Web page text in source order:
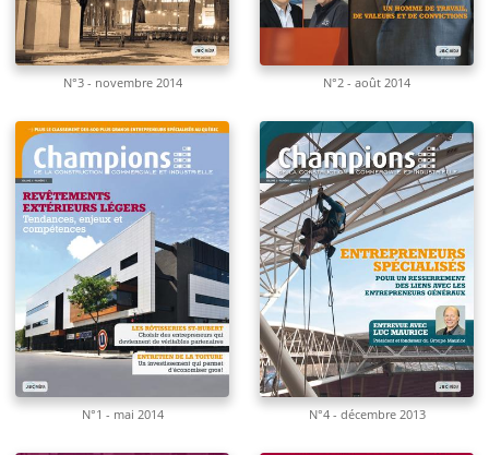
N°3 - novembre 2014 N°2 - août 2014
N°1 - mai 2014 N°4 - décembre 2013